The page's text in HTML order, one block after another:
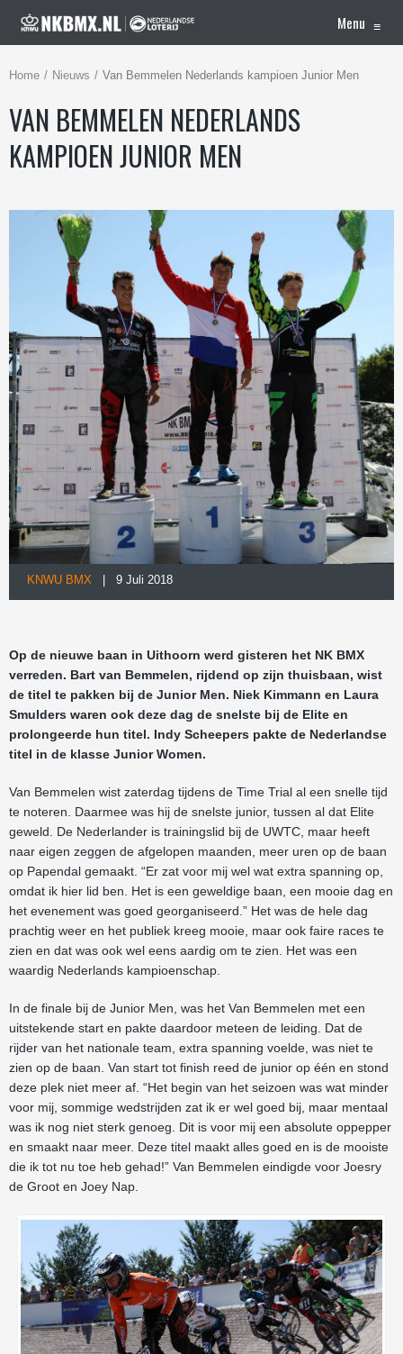
Menu ≡
Home Nieuws Van Bemmelen Nederlands kampioen Junior Men
VAN BEMMELEN NEDERLANDS
KAMPIOEN JUNIOR MEN
KNWU BMX | 9 Juli 2018
Op de nieuwe baan in Uithoorn werd gisteren het NK BMX
verreden. Bart van Bemmelen, rijdend op zijn thuisbaan, wist
de titel te pakken bij de Junior Men. Niek Kimmann en Laura
Smulders waren ook deze dag de snelste bij de Elite en
prolongeerde hun titel. Indy Scheepers pakte de Nederlandse
titel in de klasse Junior Women.
Van Bemmelen wist zaterdag tijdens de Time Trial al een snelle tijd
te noteren. Daarmee was hij de snelste junior, tussen al dat Elite
geweld. De Nederlander is trainingslid bij de UWTC, maar heeft
naar eigen zeggen de afgelopen maanden, meer uren op de baan
op Papendal gemaakt. “Er zat voor mij wel wat extra spanning op,
omdat ik hier lid ben. Het is een geweldige baan, een mooie dag en
het evenement was goed georganiseerd.” Het was de hele dag
prachtig weer en het publiek kreeg mooie, maar ook faire races te
zien en dat was ook wel eens aardig om te zien. Het was een
waardig Nederlands kampioenschap.
In de finale bij de Junior Men, was het Van Bemmelen met een
uitstekende start en pakte daardoor meteen de leiding. Dat de
rijder van het nationale team, extra spanning voelde, was niet te
zien op de baan. Van start tot finish reed de junior op één en stond
deze plek niet meer af. “Het begin van het seizoen was wat minder
voor mij, sommige wedstrijden zat ik er wel goed bij, maar mentaal
was ik nog niet sterk genoeg. Dit is voor mij een absolute oppepper
en smaakt naar meer. Deze titel maakt alles goed en is de mooiste
die ik tot nu toe heb gehad!” Van Bemmelen eindigde voor Joesry
de Groot en Joey Nap.